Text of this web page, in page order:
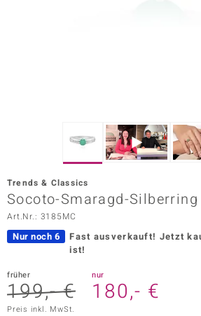
Vogue
Trends & Classics
Socoto-Smaragd-Silberring
Art.Nr.: 3185MC
Nur noch 6 Fast ausverkauft! Jetzt
ist!
früher
199,- €
nur
180,- €
Preis inkl. MwSt.